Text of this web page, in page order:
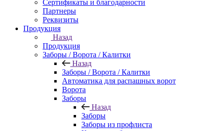
Сертификаты и благодарности
Партнеры
Реквизиты
Продукция
Назад
Продукция
Заборы / Ворота / Калитки
Назад
Заборы / Ворота / Калитки
Автоматика для распашных ворот
Ворота
Заборы
Назад
Заборы
Заборы из профлиста